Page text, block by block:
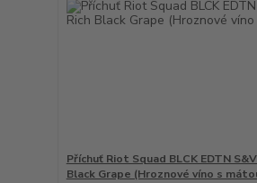
Příchuť Riot Squad BLCK EDTN
Black Grape (Hroznové víno s